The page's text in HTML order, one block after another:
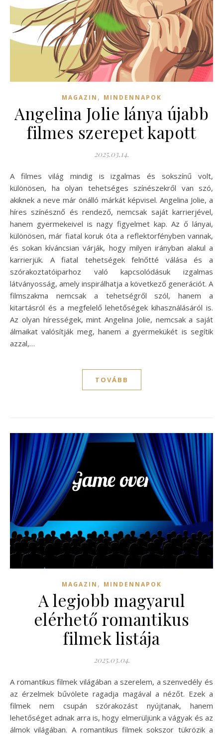
MAGAZIN , MINDENNAPOK
Angelina Jolie lánya újabb
filmes szerepet kapott
2025.03.14.
A filmes világ mindig is izgalmas és sokszínű volt,
különösen, ha olyan tehetséges színészekről van szó,
akiknek a neve már önálló márkát képvisel. Angelina Jolie, a
híres színésznő és rendező, nemcsak saját karrierjével,
hanem gyermekeivel is nagy figyelmet kap. Az ő lányai,
különösen, már fiatal koruk óta a reflektorfényben vannak,
és sokan kíváncsian várják, hogy milyen irányban alakul a
karrierjük. A fiatal tehetségek felnőtté válása és a
szórakoztatóiparhoz való kapcsolódásuk izgalmas
látványosság, amely inspirálhatja a következő generációt. A
filmszakma nemcsak a tehetségről szól, hanem a
kitartásról és a megfelelő lehetőségek kihasználásáról is.
Az olyan hírességek, mint Angelina Jolie, nemcsak a saját
álmaikat valósítják meg, hanem a gyermekükét is segítik
azzal,…
TOVÁBB
MAGAZIN , MINDENNAPOK
A legjobb magyarul
elérhető romantikus
filmek listája
2025.03.04.
A romantikus filmek világában a szerelem, a szenvedély és
az érzelmek bűvölete ragadja magával a nézőt. Ezek a
filmek nem csupán szórakozást nyújtanak, hanem
lehetőséget adnak arra is, hogy elmerüljünk a vágyak és az
álmok világában. A romantikus filmek sokszor tükrözik a